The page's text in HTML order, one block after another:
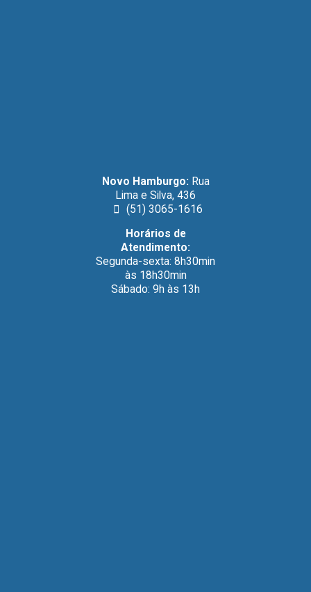
Novo Hamburgo: Rua
Lima e Silva, 436
(51) 3065-1616
Horários de
Atendimento:
Segunda-sexta: 8h30min
às 18h30min
Sábado: 9h às 13h